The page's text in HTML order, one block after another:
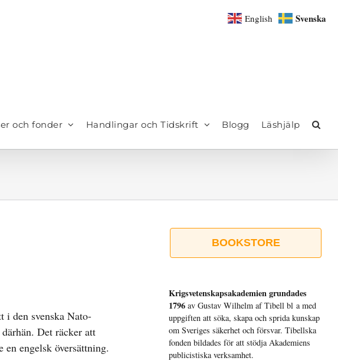
och fonder Handlingar och Tidskrift Blogg Läshjälp
i den svenska Nato-
Det räcker att
engelsk översättning.
BOOKSTORE
Krigsvetenskap­sakademien grundades
1796 av Gustav Wilhelm af Tibell bl a med
uppgiften att söka, skapa och sprida kunskap
om Sveriges säkerhet och försvar. Tibellska
fonden bildades för att stödja Akademiens
publicistiska verksamhet.
English Svenska